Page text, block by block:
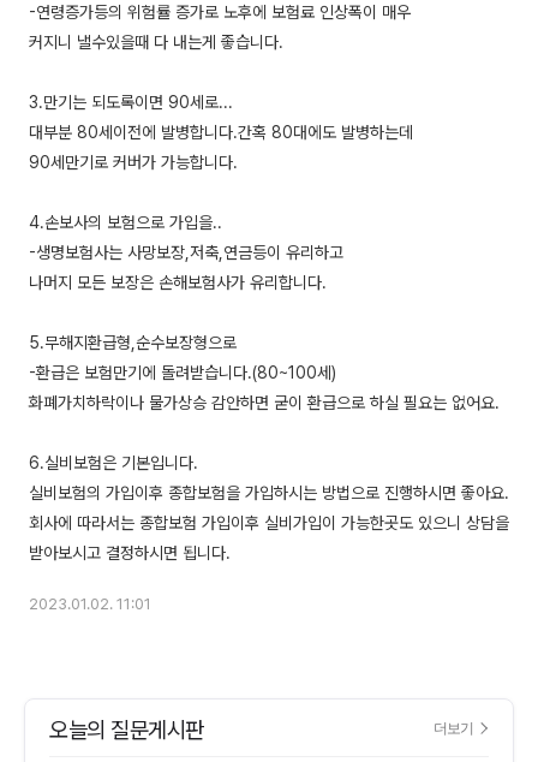
-연령증가등의 위험률 증가로 노후에 보험료 인상폭이 매우
커지니 낼수있을때 다 내는게 좋습니다.
3.만기는 되도록이면 90세로...
대부분 80세이전에 발병합니다.간혹 80대에도 발병하는데
90세만기로 커버가 가능합니다.
4.손보사의 보험으로 가입을..
-생명보험사는 사망보장,저축,연금등이 유리하고
나머지 모든 보장은 손해보험사가 유리합니다.
5.무해지환급형,순수보장형으로
-환급은 보험만기에 돌려받습니다.(80~100세)
화폐가치하락이나 물가상승 감안하면 굳이 환급으로 하실 필요는 없어요.
6.실비보험은 기본입니다.
실비보험의 가입이후 종합보험을 가입하시는 방법으로 진행하시면 좋아요.
회사에 따라서는 종합보험 가입이후 실비가입이 가능한곳도 있으니 상담을
2023.01.02. 11:01
오늘의 질문게시판 더보기